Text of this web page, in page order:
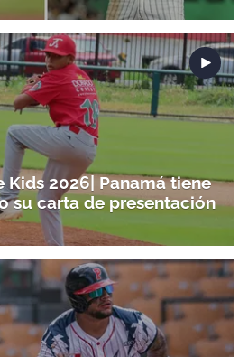
Kids 2026| Panamá tiene
su carta de presentación